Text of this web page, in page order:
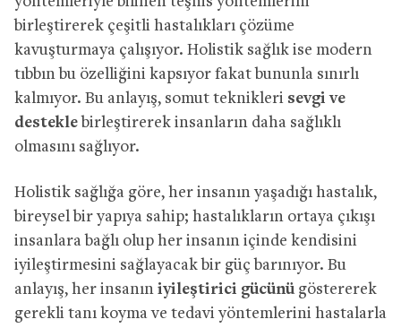
birleştirerek çeşitli hastalıkları çözüme
kavuşturmaya çalışıyor. Holistik sağlık ise modern
tıbbın bu özelliğini kapsıyor fakat bununla sınırlı
kalmıyor. Bu anlayış, somut teknikleri sevgi ve
destekle birleştirerek insanların daha sağlıklı
olmasını sağlıyor.
Holistik sağlığa göre, her insanın yaşadığı hastalık,
bireysel bir yapıya sahip; hastalıkların ortaya çıkışı
insanlara bağlı olup her insanın içinde kendisini
iyileştirmesini sağlayacak bir güç barınıyor. Bu
anlayış, her insanın iyileştirici gücünügöstererek
gerekli tanı koyma ve tedavi yöntemlerini hastalarla